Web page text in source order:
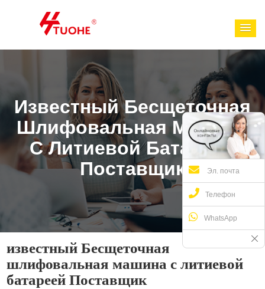
Известный Бесщеточная
Шлифовальная Машина
С Литиевой Батареей
Поставщик
известный Бесщеточная
шлифовальная машина с литиевой
батареей Поставщик
Эл. почта
Телефон
WhatsApp